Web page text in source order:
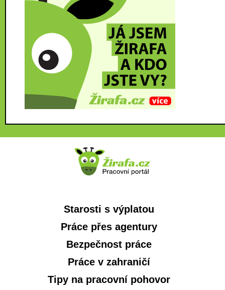
Starosti s výplatou
Práce přes agentury
Bezpečnost práce
Práce v zahraničí
Tipy na pracovní pohovor